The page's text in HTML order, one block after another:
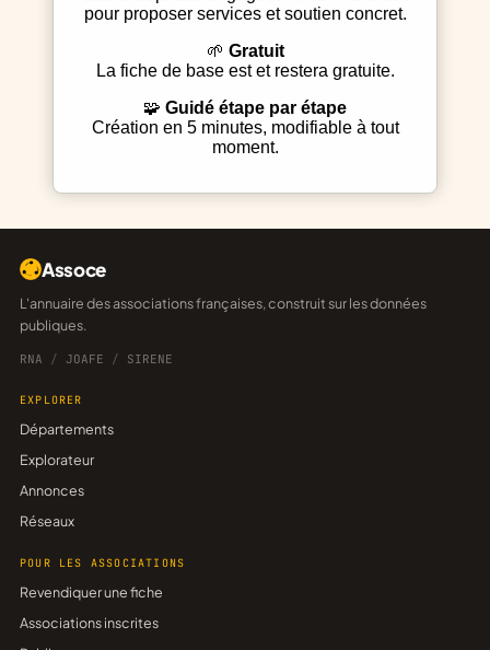
pour proposer services et soutien concret.
Gratuit
La fiche de base est et restera gratuite.
Guidé étape par étape
Création en 5 minutes, modifiable à tout
moment.
Assoce
L'annuaire des associations françaises, construit sur les données
publiques.
RNA / JOAFE / SIRENE
EXPLORER
Départements
Explorateur
Annonces
Réseaux
POUR LES ASSOCIATIONS
Revendiquer une fiche
Associations inscrites